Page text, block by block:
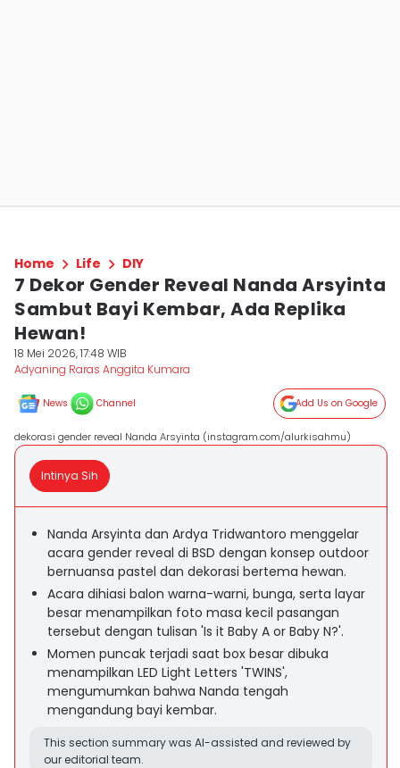
Home Life DIY
7 Dekor Gender Reveal Nanda Arsyinta
Sambut Bayi Kembar, Ada Replika
Hewan!
18 Mei 2026, 17:48 WIB
Adyaning Raras Anggita Kumara
News Channel Add Us on Google
dekorasi gender reveal Nanda Arsyinta (instagram.com/alurkisahmu)
Intinya Sih
Nanda Arsyinta dan Ardya Tridwantoro menggelar
acara gender reveal di BSD dengan konsep outdoor
bernuansa pastel dan dekorasi bertema hewan.
Acara dihiasi balon warna-warni, bunga, serta layar
besar menampilkan foto masa kecil pasangan
tersebut dengan tulisan 'Is it Baby A or Baby N?'.
Momen puncak terjadi saat box besar dibuka
menampilkan LED Light Letters 'TWINS',
mengumumkan bahwa Nanda tengah
mengandung bayi kembar.
This section summary was AI-assisted and reviewed by
our editorial team.